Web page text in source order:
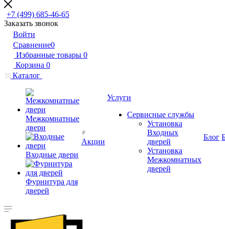
+7 (499) 685-46-65
Заказать звонок
Войти
Сравнение0
Избранные товары 0
Корзина 0
Каталог
Межкомнатные
двери
Входные двери
Фурнитура для
дверей
Акции
Услуги
Сервисные службы
Установка
Входных
дверей
Установка
Межкомнатных
дверей
Блог